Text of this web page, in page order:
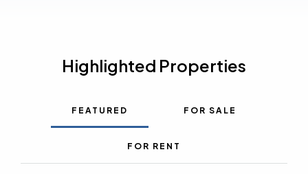
Highlighted Properties
FEATURED FOR SALE
FOR RENT